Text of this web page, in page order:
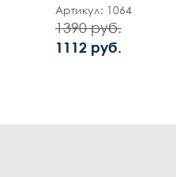
Артикул: 1064
1390 руб.
1112 руб.